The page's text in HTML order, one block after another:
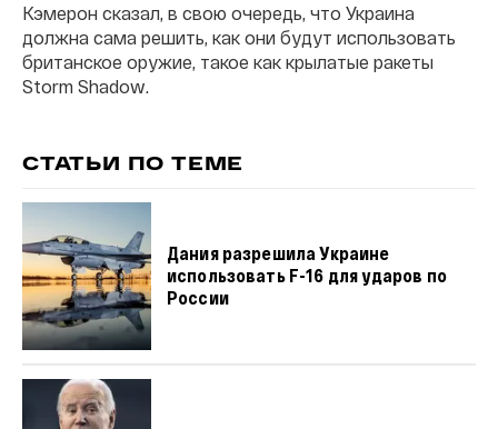
Кэмерон сказал, в свою очередь, что Украина
должна сама решить, как они будут использовать
британское оружие, такое как крылатые ракеты
Storm Shadow.
СТАТЬИ ПО ТЕМЕ
Дания разрешила Украине
использовать F-16 для ударов по
России